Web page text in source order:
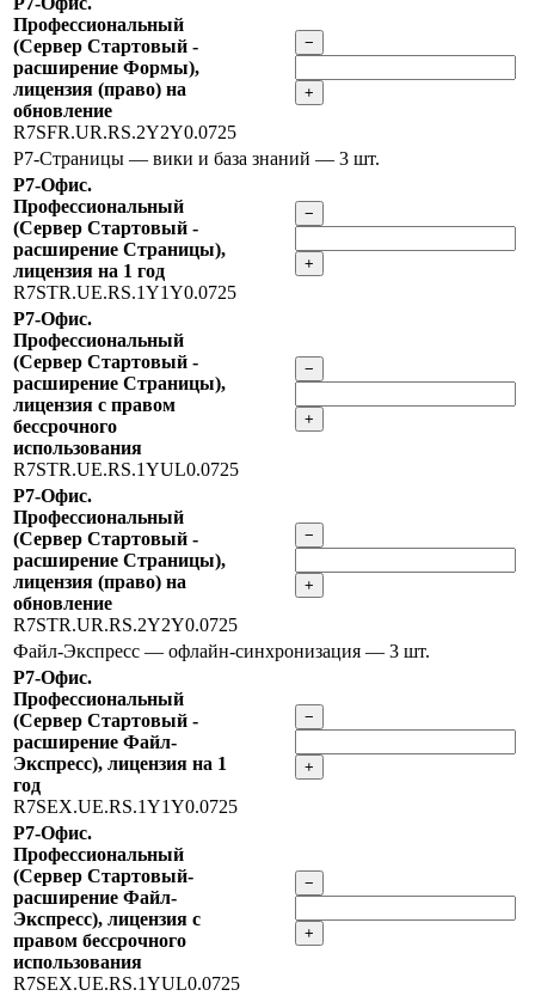
Профессиональный
(Сервер Стартовый -
расширение Формы),
лицензия (право) на
обновление
R7SFR.UR.RS.2Y2Y0.0725
−
+
Р7-Страницы — вики и база знаний — 3 шт.
Р7-Офис.
Профессиональный
(Сервер Стартовый -
расширение Страницы),
лицензия на 1 год
R7STR.UE.RS.1Y1Y0.0725
−
+
Р7-Офис.
Профессиональный
(Сервер Стартовый -
расширение Страницы),
лицензия с правом
бессрочного
использования
R7STR.UE.RS.1YUL0.0725
−
+
Р7-Офис.
Профессиональный
(Сервер Стартовый -
расширение Страницы),
лицензия (право) на
обновление
R7STR.UR.RS.2Y2Y0.0725
−
+
Файл-Экспресс — офлайн-синхронизация — 3 шт.
Р7-Офис.
Профессиональный
(Сервер Стартовый -
расширение Файл-
Экспресс), лицензия на 1
год
R7SEX.UE.RS.1Y1Y0.0725
−
+
Р7-Офис.
Профессиональный
(Сервер Стартовый-
расширение Файл-
Экспресс), лицензия с
правом бессрочного
использования
R7SEX.UE.RS.1YUL0.0725
−
+